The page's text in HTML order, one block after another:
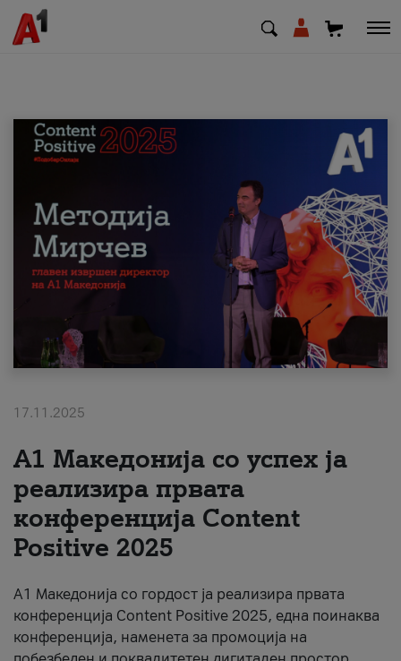
МК EN
Приватни Деловни
Поддршка
Надополни кредит
#ПодобарОнлајн
17.11.2025
А1 Македонија со успех ја
реализира првата
конференција Content
Positive 2025
А1 Македонија со гордост ја реализира првата
конференција Content Positive 2025, една поинаква
конференција, наменета за промоција на